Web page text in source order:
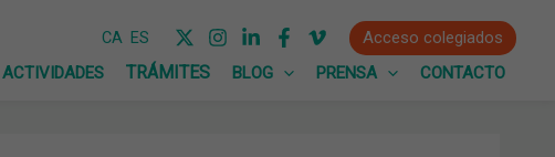
CA ES
Acceso colegiados
ACTIVIDADES BLOG PRENSA CONTACTO